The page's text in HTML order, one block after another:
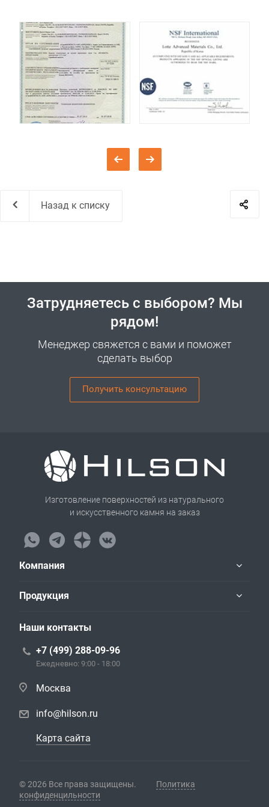
Назад к списку
Затрудняетесь с выбором? Мы
рядом!
Менеджер свяжется с вами и поможет
сделать выбор
Получить консультацию
Изготовление поверхностей из натурального
и искусственного камня на заказ
Компания
Продукция
Наши контакты
+7 (499) 288-09-96
Ежедневно: 9:00 - 18:00
Москва
info@hilson.ru
Карта сайта
© 2026 Все права защищены.
Политика
конфиденцильности